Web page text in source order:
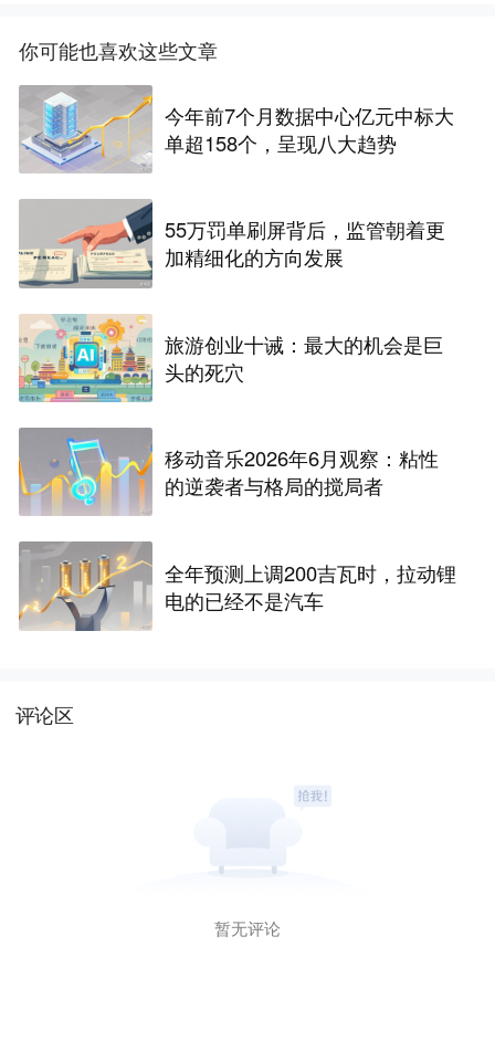
你可能也喜欢这些文章
今年前7个月数据中心亿元中标大
单超158个，呈现八大趋势
55万罚单刷屏背后，监管朝着更
加精细化的方向发展
旅游创业十诫：最大的机会是巨
头的死穴
移动音乐2026年6月观察：粘性
的逆袭者与格局的搅局者
全年预测上调200吉瓦时，拉动锂
电的已经不是汽车
评论区
暂无评论